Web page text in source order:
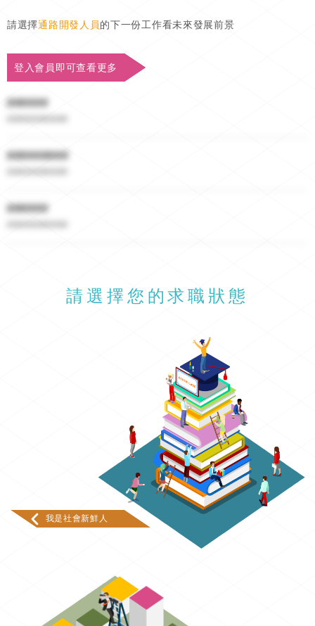
請選擇通路開發人員的下一份工作看未來發展前景
登入會員即可查看更多
######
#########
######
請選擇您的求職狀態
我是社會新鮮人